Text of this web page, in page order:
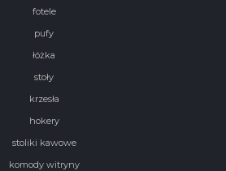
fotele
pufy
łóżka
stoły
krzesła
hokery
stoliki kawowe
komody witryny